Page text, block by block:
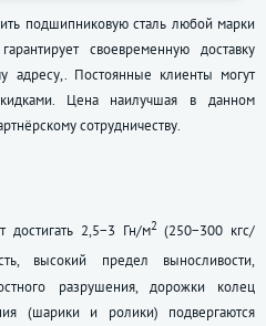
подшипниковую сталь любой марки
своевременную доставку
адресу,. Постоянные клиенты могут
Цена наилучшая в данном
сотрудничеству.
достигать 2,5−3 Гн/м2 (250−300 кгс/
высокий предел выносливости,
разрушения, дорожки колец
(шарики и ролики) подвергаются